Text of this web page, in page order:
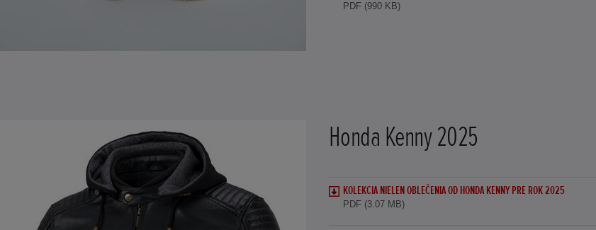
PDF (990 KB)
Honda Kenny 2025
KOLEKCIA NIELEN OBLEČENIA OD HONDA KENNY PRE ROK 2025
PDF (3.07 MB)